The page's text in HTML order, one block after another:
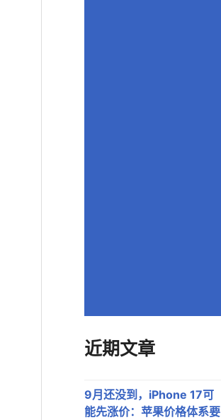
近期文章
9月还没到，iPhone 17可
能先涨价：苹果价格体系要